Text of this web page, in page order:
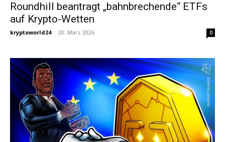
Roundhill beantragt „bahnbrechende“ ETFs
auf Krypto-Wetten
kryptoworld24 - 20. März 2026 0